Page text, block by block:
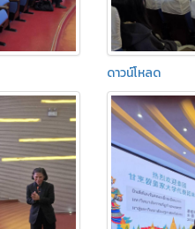
ดาวน์โหลด